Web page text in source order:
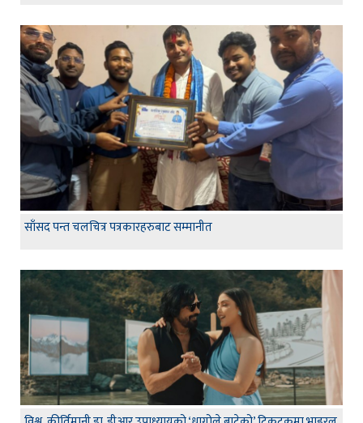
साँसद पन्त चलचित्र पत्रकारहरुबाट सम्मानीत